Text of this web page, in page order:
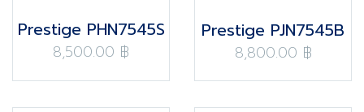
Prestige PHN7545S
8,500.00 ฿
Prestige PJN7545B
8,800.00 ฿